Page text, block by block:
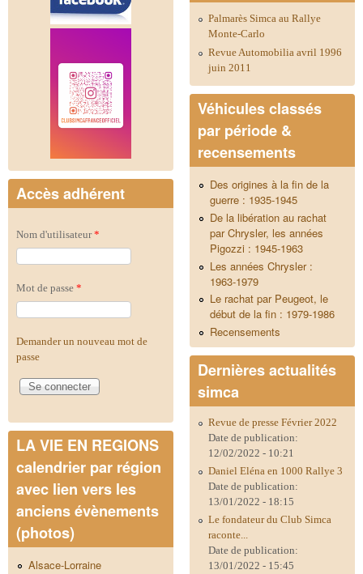
Accès adhérent
Nom d'utilisateur*
Mot de passe *
Demander un nouveau mot de
passe
LA VIE EN REGIONS
calendrier par région
avec lien vers les
anciens évènements
(photos)
Alsace-Lorraine
Palmarès Simca au Rallye
Monte-Carlo
Revue Automobilia avril 1996
juin 2011
Véhicules classés
par période &
recensements
Des origines à la fin de la
guerre : 1935-1945
De la libération au rachat
par Chrysler, les années
Pigozzi : 1945-1963
Les années Chrysler :
1963-1979
Le rachat par Peugeot, le
début de la fin : 1979-1986
Recensements
Dernières actualités
simca
Revue de presse Février 2022
Date de publication:
12/02/2022 - 10:21
Daniel Eléna en 1000 Rallye 3
Date de publication:
13/01/2022 - 18:15
Le fondateur du Club Simca
raconte...
Date de publication:
13/01/2022 - 15:45